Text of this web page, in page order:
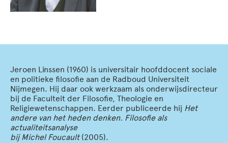
Jeroen Linssen (1960) is universitair hoofddocent sociale
en politieke filosofie aan de Radboud Universiteit
Nijmegen. Hij daar ook werkzaam als onderwijsdirecteur
bij de Faculteit der Filosofie, Theologie en
Religiewetenschappen. Eerder publiceerde hij Het
andere van het heden denken. Filosofie als
actualiteitsanalyse
bij Michel Foucault(2005).